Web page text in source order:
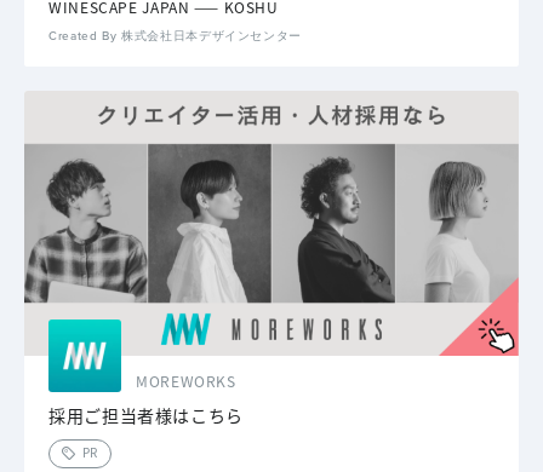
WINESCAPE JAPAN —— KOSHU
Created By 株式会社日本デザインセンター
MOREWORKS
採用ご担当者様はこちら
PR